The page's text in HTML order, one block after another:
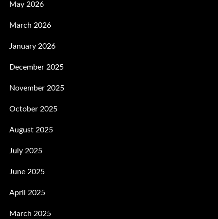
May 2026
March 2026
January 2026
December 2025
November 2025
October 2025
August 2025
July 2025
June 2025
April 2025
March 2025